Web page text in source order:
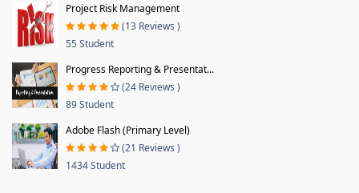
Project Risk Management
(13 Reviews )
55 Student
Progress Reporting & Presentat...
(24 Reviews )
89 Student
Adobe Flash (Primary Level)
(21 Reviews )
1434 Student